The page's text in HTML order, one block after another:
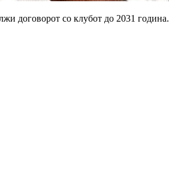
договорот со клубот до 2031 година.